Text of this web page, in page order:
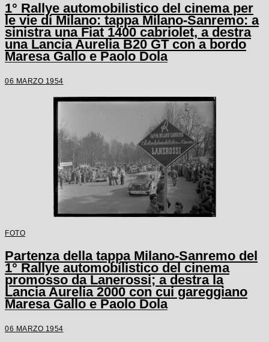
1° Rallye automobilistico del cinema per
le vie di Milano: tappa Milano-Sanremo: a
sinistra una Fiat 1400 cabriolet, a destra
una Lancia Aurelia B20 GT con a bordo
Maresa Gallo e Paolo Dola
06 MARZO 1954
FOTO
Partenza della tappa Milano-Sanremo del
1° Rallye automobilistico del cinema
promosso da Lanerossi; a destra la
Lancia Aurelia 2000 con cui gareggiano
Maresa Gallo e Paolo Dola
06 MARZO 1954